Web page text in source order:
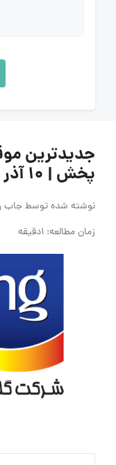
جدیدترین
پخش | ۱۰ آذر ۱۴۰۴
نوشته شده توسطجاب
زمان مطالعه: 1دقیقه